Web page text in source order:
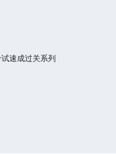
速成过关系列